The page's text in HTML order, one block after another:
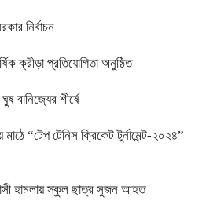
নির্বাচন
ক্রীড়া প্রতিযোগিতা অনুষ্ঠিত
বানিজ্যের শীর্ষে
“টেপ টেনিস ক্রিকেট টুর্নামেন্ট-২০২৪”
হামলায় স্কুল ছাত্র সুজন আহত